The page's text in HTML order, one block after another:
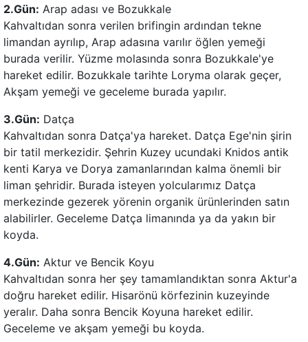
2.Gün: Arap adası ve Bozukkale
Kahvaltıdan sonra verilen brifingin ardından tekne
limandan ayrılıp, Arap adasına varılır öğlen yemeği
burada verilir. Yüzme molasında sonra Bozukkale'ye
hareket edilir. Bozukkale tarihte Loryma olarak geçer,
Akşam yemeği ve geceleme burada yapılır.
3.Gün: Datça
Kahvaltıdan sonra Datça'ya hareket. Datça Ege'nin şirin
bir tatil merkezidir. Şehrin Kuzey ucundaki Knidos antik
kenti Karya ve Dorya zamanlarından kalma önemli bir
liman şehridir. Burada isteyen yolcularımız Datça
merkezinde gezerek yörenin organik ürünlerinden satın
alabilirler. Geceleme Datça limanında ya da yakın bir
koyda.
4.Gün: Aktur ve Bencik Koyu
Kahvaltıdan sonra her şey tamamlandıktan sonra Aktur'a
doğru hareket edilir. Hisarönü körfezinin kuzeyinde
yeralır. Daha sonra Bencik Koyuna hareket edilir.
Geceleme ve akşam yemeği bu koyda.